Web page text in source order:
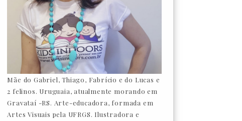
Mãe do Gabriel, Thiago, Fabrício e do Lucas e
2 felinos. Uruguaia, atualmente morando em
Gravataí -RS. Arte-educadora, formada em
Artes Visuais pela UFRGS. Ilustradora e